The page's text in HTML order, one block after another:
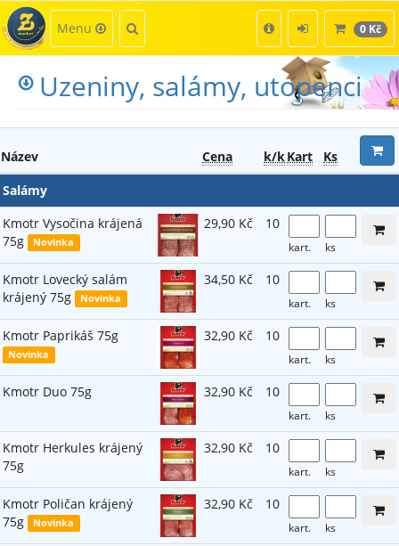
Kategorie
Menu Hledat 0 Kč
Uzeniny, salámy, utopenci
Název Cena k/kKart
Ks
Salámy
Kmotr Vysočina krájená
75g
Novinka
29,90 Kč 10
kart. ks
Kmotr Lovecký salám
krájený 75g
Novinka
34,50 Kč 10
kart. ks
Kmotr Paprikáš 75g
Novinka
32,90 Kč 10
kart. ks
Kmotr Duo 75g 32,90 Kč 10
kart. ks
Kmotr Herkules krájený
75g
32,90 Kč 10
kart. ks
Kmotr Poličan krájený
75g
Novinka
32,90 Kč 10
kart. ks